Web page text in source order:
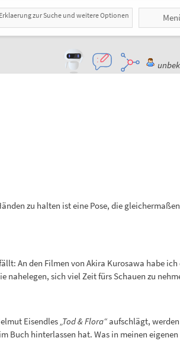
Erklaerung zur Suche und weitere Optionen
zu halten ist eine Pose, die
An den Filmen von Akira Kurosawa habe
nahelegen, sich viel Zeit fürs Schauen zu
Eisendles„Tod & Flora“aufschlägt,
Buch hinterlassen hat. Was in meinen